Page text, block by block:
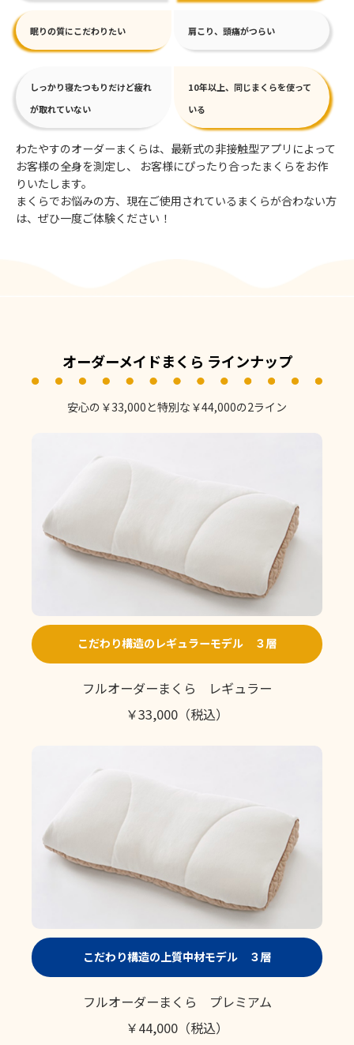
眠りの質にこだわりたい 肩こり、頭痛がつらい
しっかり寝たつもりだけど疲れ
が取れていない
10年以上、同じまくらを使って
いる
わたやすのオーダーまくらは、最新式の非接触型アプリによって
お客様の全身を測定し、
お客様にぴったり合ったまくらをお作
りいたします。
まくらでお悩みの方、現在ご使用されているまくらが合わない方
は、ぜひ一度ご体験ください！
オーダーメイドまくら ラインナップ
安心の￥33,000と特別な￥44,000の2ライン
こだわり構造のレギュラーモデル ３層
フルオーダーまくら レギュラー
￥33,000（税込）
こだわり構造の上質中材モデル ３層
フルオーダーまくら プレミアム
￥44,000（税込）